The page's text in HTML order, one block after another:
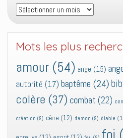
Archives
Mots les plus
amour (54) ange (15)
autorité (17) baptême (24)
colère (37) combat (22)
création (9) cène (12) demon (9) diable
foi